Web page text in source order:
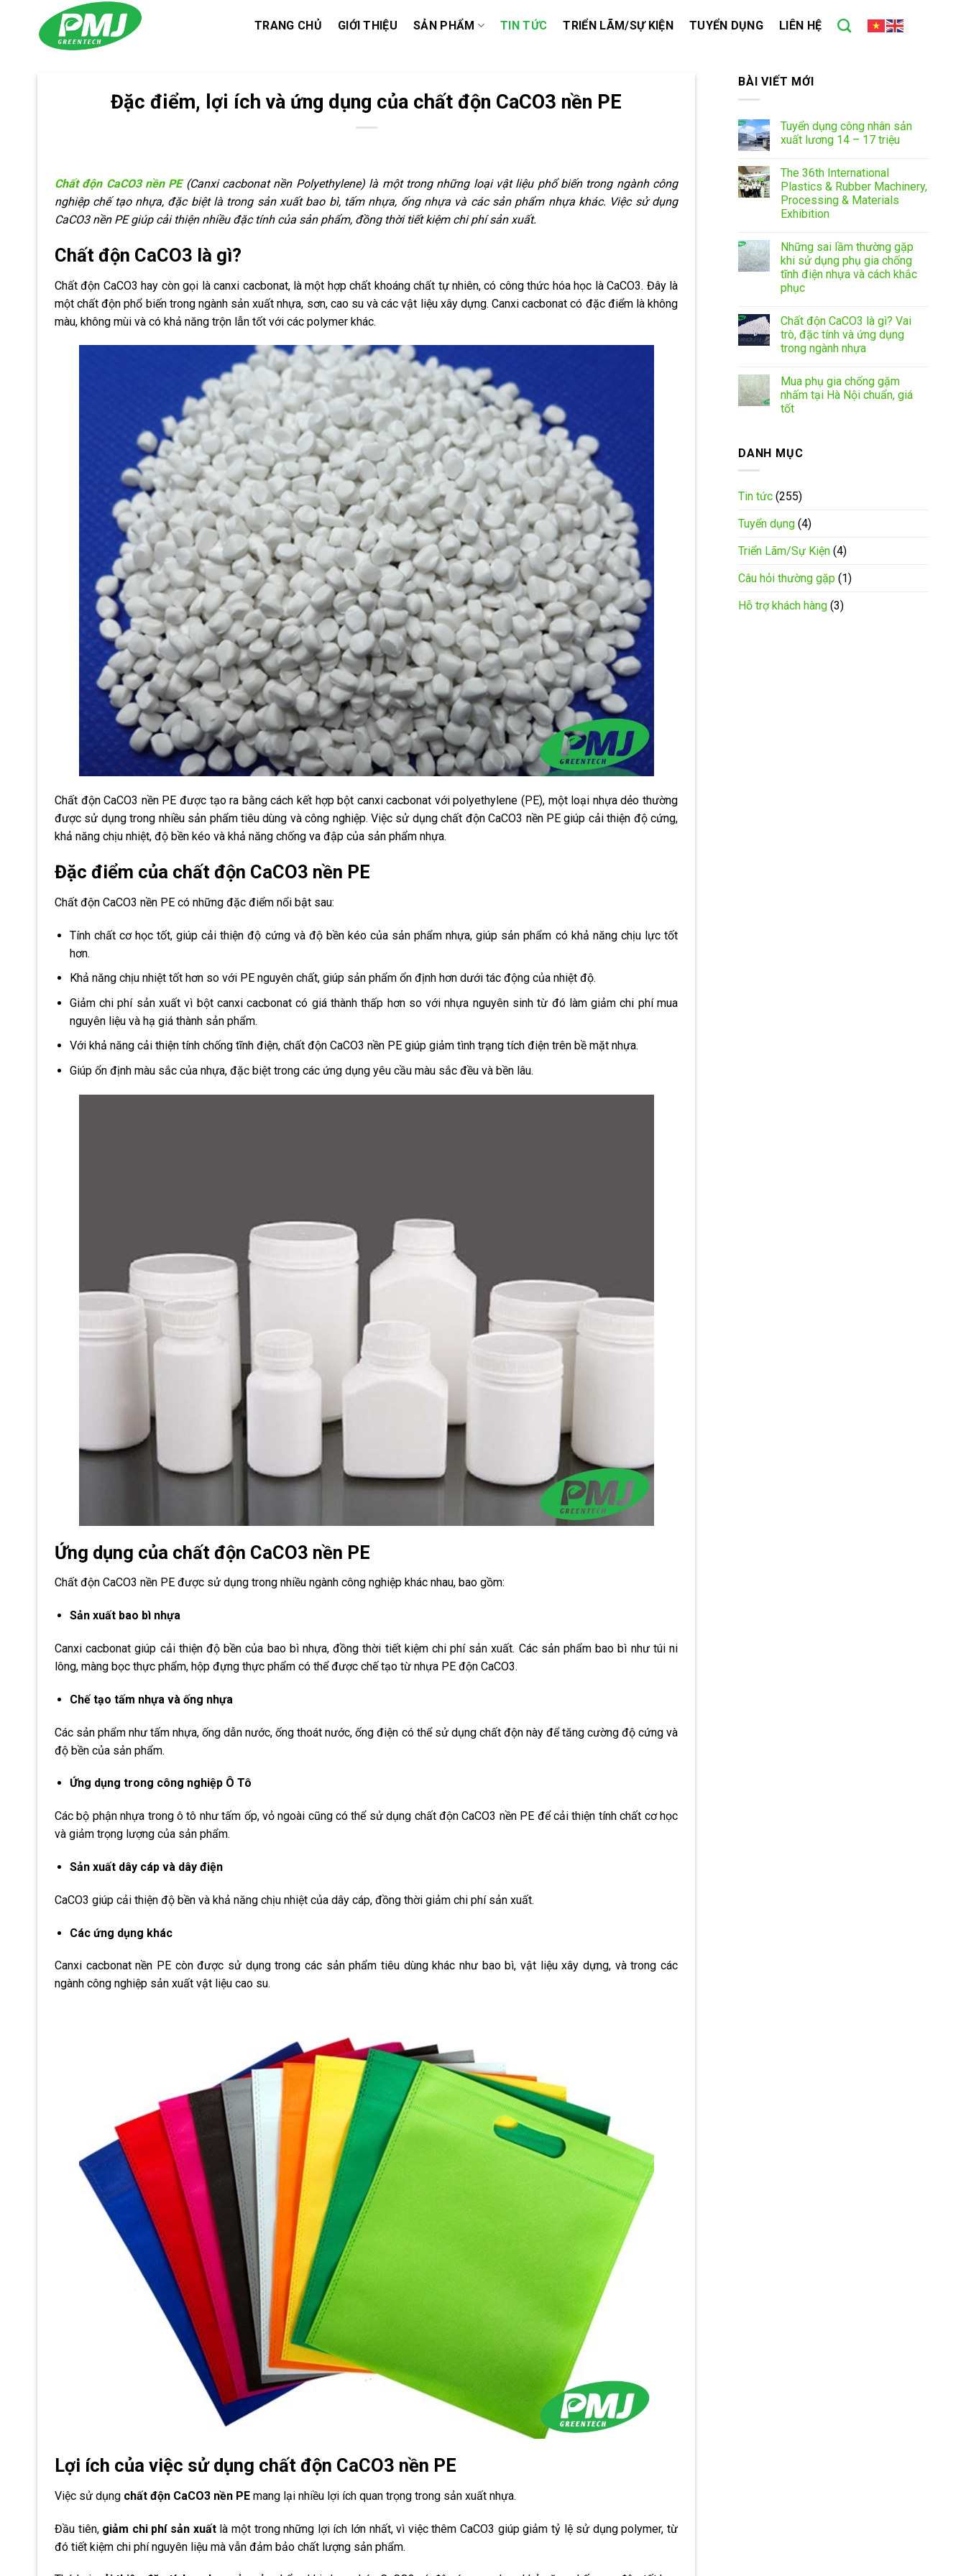
TRANG CHỦ GIỚI THIỆU SẢN PHẨM TIN TỨC TRIỂN LÃM/SỰ KIỆN TUYỂN DỤNG LIÊN HỆ
Đặc điểm, lợi ích và ứng dụng của chất độn CaCO3 nền PE
Chất độn CaCO3 nền PE (Canxi cacbonat nền Polyethylene) là một trong những loại vật liệu phổ biến trong ngành công
nghiệp chế tạo nhựa, đặc biệt là trong sản xuất bao bì, tấm nhựa, ống nhựa và các sản phẩm nhựa khác. Việc sử dụng
CaCO3 nền PE giúp cải thiện nhiều đặc tính của sản phẩm, đồng thời tiết kiệm chi phí sản xuất.
Chất độn CaCO3 là gì?
Chất độn CaCO3 hay còn gọi là canxi cacbonat, là một hợp chất khoáng chất tự nhiên, có công thức hóa học là CaCO3. Đây là
một chất độn phổ biến trong ngành sản xuất nhựa, sơn, cao su và các vật liệu xây dựng. Canxi cacbonat có đặc điểm là không
màu, không mùi và có khả năng trộn lẫn tốt với các polymer khác.
Chất độn CaCO3 nền PE được tạo ra bằng cách kết hợp bột canxi cacbonat với polyethylene (PE), một loại nhựa dẻo thường
được sử dụng trong nhiều sản phẩm tiêu dùng và công nghiệp. Việc sử dụng chất độn CaCO3 nền PE giúp cải thiện độ cứng,
khả năng chịu nhiệt, độ bền kéo và khả năng chống va đập của sản phẩm nhựa.
Đặc điểm của chất độn CaCO3 nền PE
Chất độn CaCO3 nền PE có những đặc điểm nổi bật sau:
Tính chất cơ học tốt, giúp cải thiện độ cứng và độ bền kéo của sản phẩm nhựa, giúp sản phẩm có khả năng chịu lực tốt
hơn.
Khả năng chịu nhiệt tốt hơn so với PE nguyên chất, giúp sản phẩm ổn định hơn dưới tác động của nhiệt độ.
Giảm chi phí sản xuất vì bột canxi cacbonat có giá thành thấp hơn so với nhựa nguyên sinh từ đó làm giảm chi phí mua
nguyên liệu và hạ giá thành sản phẩm.
Với khả năng cải thiện tính chống tĩnh điện, chất độn CaCO3 nền PE giúp giảm tình trạng tích điện trên bề mặt nhựa.
Giúp ổn định màu sắc của nhựa, đặc biệt trong các ứng dụng yêu cầu màu sắc đều và bền lâu.
Ứng dụng của chất độn CaCO3 nền PE
Chất độn CaCO3 nền PE được sử dụng trong nhiều ngành công nghiệp khác nhau, bao gồm:
Sản xuất bao bì nhựa
Canxi cacbonat giúp cải thiện độ bền của bao bì nhựa, đồng thời tiết kiệm chi phí sản xuất. Các sản phẩm bao bì như túi ni
lông, màng bọc thực phẩm, hộp đựng thực phẩm có thể được chế tạo từ nhựa PE độn CaCO3.
Chế tạo tấm nhựa và ống nhựa
Các sản phẩm như tấm nhựa, ống dẫn nước, ống thoát nước, ống điện có thể sử dụng chất độn này để tăng cường độ cứng và
độ bền của sản phẩm.
Ứng dụng trong công nghiệp Ô Tô
Các bộ phận nhựa trong ô tô như tấm ốp, vỏ ngoài cũng có thể sử dụng chất độn CaCO3 nền PE để cải thiện tính chất cơ học
và giảm trọng lượng của sản phẩm.
Sản xuất dây cáp và dây điện
CaCO3 giúp cải thiện độ bền và khả năng chịu nhiệt của dây cáp, đồng thời giảm chi phí sản xuất.
Các ứng dụng khác
Canxi cacbonat nền PE còn được sử dụng trong các sản phẩm tiêu dùng khác như bao bì, vật liệu xây dựng, và trong các
ngành công nghiệp sản xuất vật liệu cao su.
Lợi ích của việc sử dụng chất độn CaCO3 nền PE
Việc sử dụng chất độn CaCO3 nền PE mang lại nhiều lợi ích quan trọng trong sản xuất nhựa.
Đầu tiên, giảm chi phí sản xuấtlà một trong những lợi ích lớn nhất, vì việc thêm CaCO3 giúp giảm tỷ lệ sử dụng polymer, từ
đó tiết kiệm chi phí nguyên liệu mà vẫn đảm bảo chất lượng sản phẩm.
BÀI VIẾT MỚI
Tuyển dụng công nhân sản
xuất lương 14 – 17 triệu
The 36th International
Plastics & Rubber Machinery,
Processing & Materials
Exhibition
Những sai lầm thường gặp
khi sử dụng phụ gia chống
tĩnh điện nhựa và cách khắc
phục
Chất độn CaCO3 là gì? Vai
trò, đặc tính và ứng dụng
trong ngành nhựa
Mua phụ gia chống gặm
nhấm tại Hà Nội chuẩn, giá
tốt
DANH MỤC
Tin tức (255)
Tuyển dụng (4)
Triển Lãm/Sự Kiện (4)
Câu hỏi thường gặp (1)
Hỗ trợ khách hàng (3)